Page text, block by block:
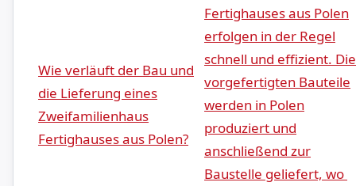
Wie verläuft der Bau ‌und
die‍ Lieferung eines
⁢Zweifamilienhaus
Fertighauses aus‌ Polen?
Fertighauses​ aus⁣ Polen⁣
erfolgen⁢ in der ​Regel
schnell und effizient.​ Die
vorgefertigten Bauteile
werden in ⁢Polen⁤
produziert und
anschließend zur
Baustelle geliefert, wo ​